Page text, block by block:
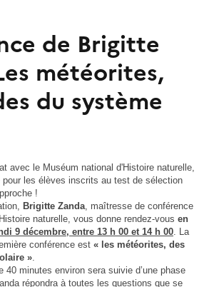
de Brigitte
météorites,
du système
avec le Muséum national d'Histoire naturelle,
pour les élèves inscrits au test de sélection
!
Brigitte Zanda , maîtresse de conférence
naturelle, vous donne rendez-vous en
9 décembre, entre 13 h 00 et 14 h 00 . La
conférence est « les météorites, des
»
40 minutes environ sera suivie d’une phase
répondra à toutes les questions que se